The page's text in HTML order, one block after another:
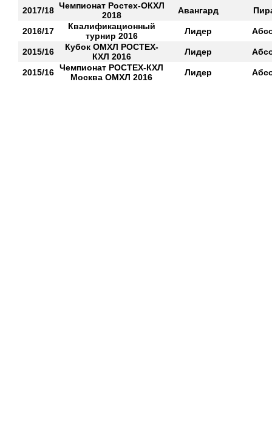
2017/18 Чемпионат Ростех-ОКХЛ
2018
Авангард
2016/17
Квалификационный
турнир 2016
Лидер
2015/16
Кубок ОМХЛ РОСТЕХ-
КХЛ 2016
Лидер
2015/16 Чемпионат РОСТЕХ-КХЛ
Москва ОМХЛ 2016
Лидер